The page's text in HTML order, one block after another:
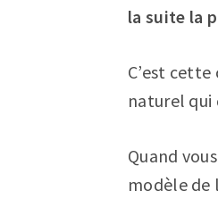
la suite la
C’est
naturel qui
Quand
modèle de